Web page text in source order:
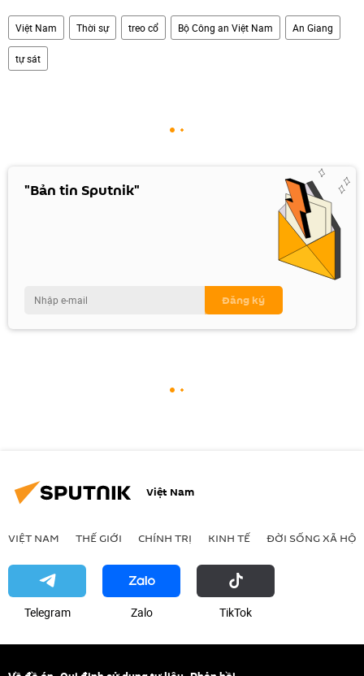
Việt Nam Thời sự treo cổ Bộ Công an Việt Nam An Giang
tự sát
"Bản tin Sputnik"
Việt Nam
VIỆT NAM THẾ GIỚI CHÍNH TRỊ KINH TẾ ĐỜI SỐNG XÃ HỘI
Telegram Zalo ТikТоk